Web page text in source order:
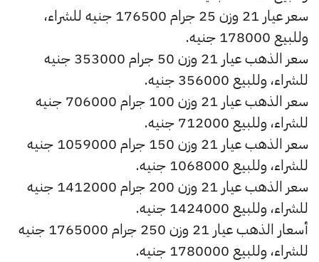
سعر عيار 21 وزن 25 جرام 176500 جنيه للشراء،
وللبيع 178000 جنيه.
سعر الذهب عيار 21 وزن 50 جرام 353000 جنيه
للشراء، وللبيع 356000 جنيه.
سعر الذهب عيار 21 وزن 100 جرام 706000 جنيه
للشراء، وللبيع 712000 جنيه.
سعر الذهب عيار 21 وزن 150 جرام 1059000 جنيه
للشراء، وللبيع 1068000 جنيه.
سعر الذهب عيار 21 وزن 200 جرام 1412000 جنيه
للشراء، وللبيع 1424000 جنيه.
أسعار الذهب عيار 21 وزن 250 جرام 1765000 جنيه
للشراء، وللبيع 1780000 جنيه.